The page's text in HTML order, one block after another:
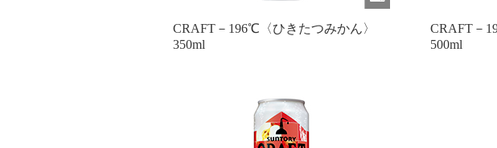
CRAFT－196℃〈ひきたつみかん〉
350ml
CRAFT－
500ml